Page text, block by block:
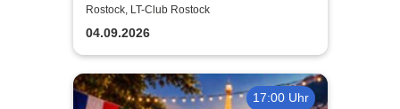
Club Rostock
Rostock, LT-Club Rostock
04.09.2026
17:00 Uhr